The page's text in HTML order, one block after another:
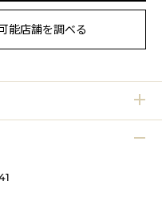
能店舗を調べる